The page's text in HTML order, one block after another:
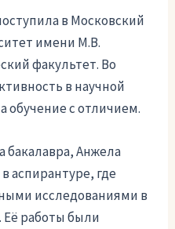
в Московский
имени М.В.
факультет. Во
в научной
обучение с отличием.
бакалавра, Анжела
аспирантуре, где
исследованиями в
Её работы были